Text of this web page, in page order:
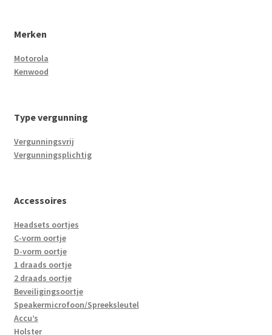
Merken
Motorola
Kenwood
Type vergunning
Vergunningsvrij
Vergunningsplichtig
Accessoires
Headsets oortjes
C-vorm oortje
D-vorm oortje
1 draads oortje
2 draads oortje
Beveiligingsoortje
Speakermicrofoon/Spreeksleutel
Accu’s
Holster